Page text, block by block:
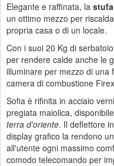
Elegante e raffinata, la
un ottimo mezzo per
propria casa o di un locale.
Con i suoi 20 Kg di
per rendere calde anche le
illuminare per mezzo di una
camera di combustione
Sofia è rifinita in acciaio
pregiata maiolica,
terra d'oriente. Il deflettore
display grafico la rendono
all'utente ogni massimo
comodo telecomando per